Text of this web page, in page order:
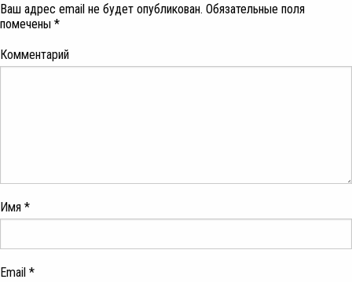
Ваш адрес email не будет опубликован. Обязательные поля
помечены *
Комментарий
Имя *
Email *